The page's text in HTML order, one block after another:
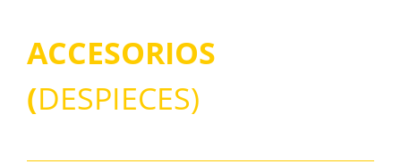
ACCESORIOS
(DESPIECES)